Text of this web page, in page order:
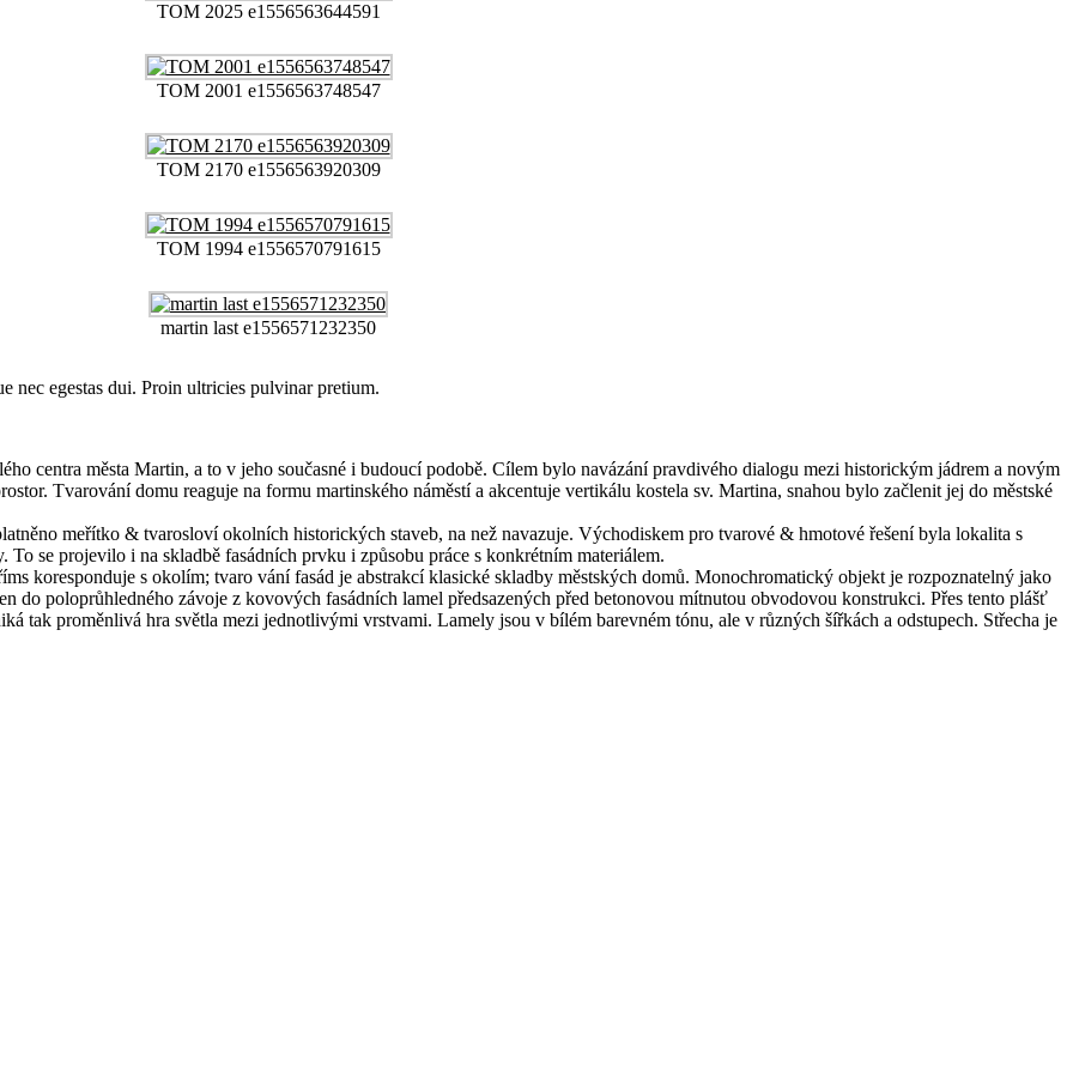
TOM 2025 e1556563644591
TOM 2001 e1556563748547
TOM 2170 e1556563920309
TOM 1994 e1556570791615
martin last e1556571232350
nec egestas dui. Proin ultricies pulvinar pretium.
centra města Martin, a to v jeho současné i budoucí podobě. Cílem bylo navázání pravdivého dialogu mezi historickým jádrem a novým
Tvarování domu reaguje na formu martinského náměstí a akcentuje vertikálu kostela sv. Martina, snahou bylo začlenit jej do městské
meřítko & tvarosloví okolních historických staveb, na než navazuje. Východiskem pro tvarové & hmotové řešení byla lokalita s
se projevilo i na skladbě fasádních prvku i způsobu práce s konkrétním materiálem.
koresponduje s okolím; tvaro vání fasád je abstrakcí klasické skladby městských domů. Monochromatický objekt je rozpoznatelný jako
do poloprůhledného závoje z kovových fasádních lamel předsazených před betonovou mítnutou obvodovou konstrukci. Přes tento plášť
tak proměnlivá hra světla mezi jednotlivými vrstvami. Lamely jsou v bílém barevném tónu, ale v různých šířkách a odstupech. Střecha je